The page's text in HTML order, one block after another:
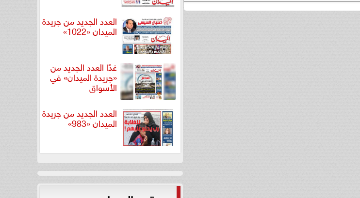
العدد الجديد من جريدة
الميدان «1022»
غدًا العدد الجديد من
«جريدة الميدان» في
الأسواق
العدد الجديد من جريدة
الميدان «983»